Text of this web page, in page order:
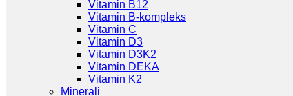
Vitamin B12
Vitamin B-kompleks
Vitamin C
Vitamin D3
Vitamin D3K2
Vitamin DEKA
Vitamin K2
Minerali